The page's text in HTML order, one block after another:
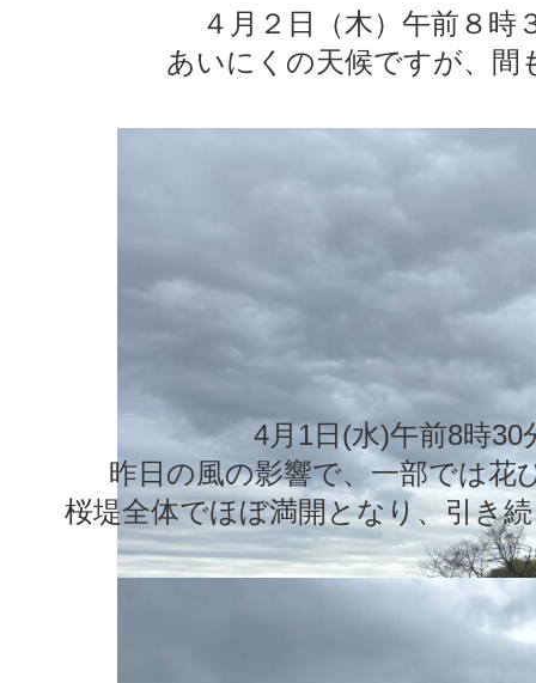
４月２日（木）午前８時
あいにくの天候ですが、間
4月1日(水)午前8時30
昨日の風の影響で、一部では花
桜堤全体でほぼ満開となり、引き